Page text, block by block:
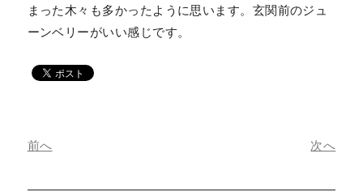
まった木々も多かったように思います。玄関前のジュ
ーンベリーがいい感じです。
前へ 次へ